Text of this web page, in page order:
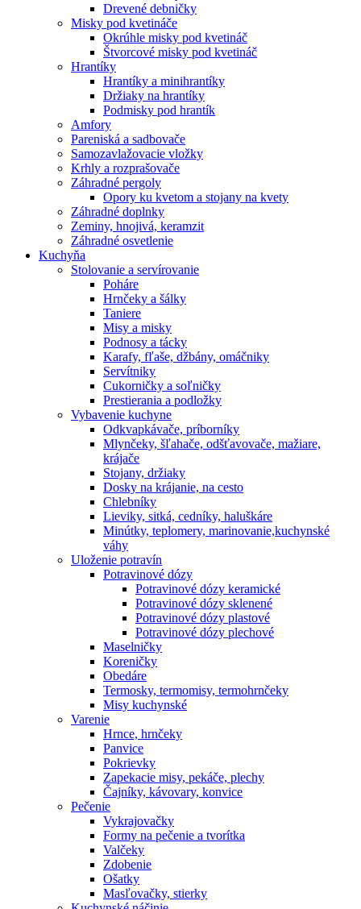
Drevené debničky
Misky pod kvetináče
Okrúhle misky pod kvetináč
Štvorcové misky pod kvetináč
Hrantíky
Hrantíky a minihrantíky
Držiaky na hrantíky
Podmisky pod hrantík
Amfory
Pareniská a sadbovače
Samozavlažovacie vložky
Krhly a rozprašovače
Záhradné pergoly
Opory ku kvetom a stojany na kvety
Záhradné doplnky
Zeminy, hnojivá, keramzit
Záhradné osvetlenie
Kuchyňa
Stolovanie a servírovanie
Poháre
Hrnčeky a šálky
Taniere
Misy a misky
Podnosy a tácky
Karafy, fľaše, džbány, omáčniky
Servítniky
Cukorničky a soľničky
Prestierania a podložky
Vybavenie kuchyne
Odkvapkávače, príborníky
Mlynčeky, šľahače, odšťavovače, mažiare,
krájače
Stojany, držiaky
Dosky na krájanie, na cesto
Chlebníky
Lieviky, sitká, cedníky, haluškáre
Minútky, teplomery, marinovanie,kuchynské
váhy
Uloženie potravín
Potravinové dózy
Potravinové dózy keramické
Potravinové dózy sklenené
Potravinové dózy plastové
Potravinové dózy plechové
Maselničky
Koreničky
Obedáre
Termosky, termomisy, termohrnčeky
Misy kuchynské
Varenie
Hrnce, hrnčeky
Panvice
Pokrievky
Zapekacie misy, pekáče, plechy
Čajníky, kávovary, konvice
Pečenie
Vykrajovačky
Formy na pečenie a tvorítka
Valčeky
Zdobenie
Ošatky
Masľovačky, stierky